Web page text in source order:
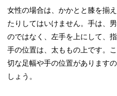
女性の場合は、かかとと膝を揃
たりしてはいけません。手は、
のではなく、左手を上にして、
手の位置は、太ももの上です。
切な足幅や手の位置があります
しょう。